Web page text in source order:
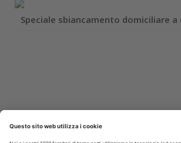
Speciale sbiancamento domiciliare a